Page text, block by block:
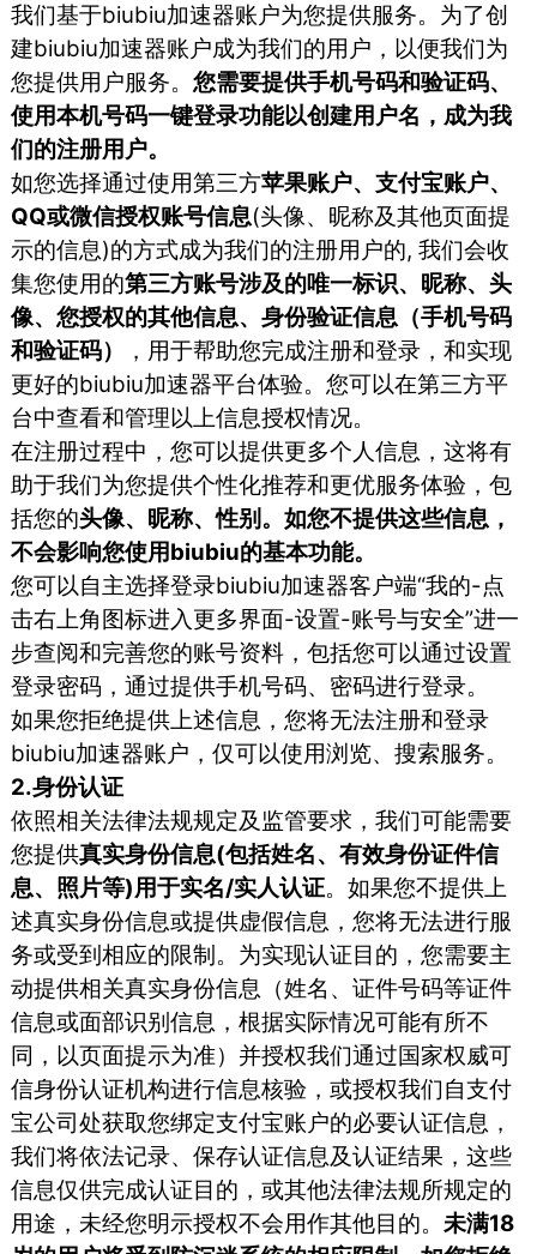
我们基于biubiu加速器账户为您提供服务。为了创
建biubiu加速器账户成为我们的用户，以便我们为
您提供用户服务。您需要提供手机号码和验证码、
使用本机号码一键登录功能以创建用户名，成为我
们的注册用户。
如您选择通过使用第三方苹果账户、支付宝账户、
QQ或微信授权账号信息(头像、昵称及其他页面提
示的信息)的方式成为我们的注册用户的, 我们会收
集您使用的第三方账号涉及的唯一标识、昵称、头
像、您授权的其他信息、身份验证信息（手机号码
和验证码）
，用于帮助您完成注册和登录，和实现
更好的biubiu加速器平台体验。您可以在第三方平
台中查看和管理以上信息授权情况。
在注册过程中，您可以提供更多个人信息，这将有
助于我们为您提供个性化推荐和更优服务体验，包
括您的头像、昵称、性别。如您不提供这些信息，
不会影响您使用biubiu的基本功能。
您可以自主选择登录biubiu加速器客户端“我的-点
击右上角图标进入更多界面-设置-账号与安全”进一
步查阅和完善您的账号资料，包括您可以通过设置
登录密码，通过提供手机号码、密码进行登录。
如果您拒绝提供上述信息，您将无法注册和登录
biubiu加速器账户，仅可以使用浏览、搜索服务。
2.身份认证
依照相关法律法规规定及监管要求，我们可能需要
您提供真实身份信息(包括姓名、有效身份证件信
息、照片等)用于实名/实人认证。如果您不提供上
述真实身份信息或提供虚假信息，您将无法进行服
务或受到相应的限制。为实现认证目的，您需要主
动提供相关真实身份信息（姓名、证件号码等证件
信息或面部识别信息，根据实际情况可能有所不
同，以页面提示为准）并授权我们通过国家权威可
信身份认证机构进行信息核验，或授权我们自支付
宝公司处获取您绑定支付宝账户的必要认证信息，
我们将依法记录、保存认证信息及认证结果，这些
信息仅供完成认证目的，或其他法律法规所规定的
用途，未经您明示授权不会用作其他目的。未满18